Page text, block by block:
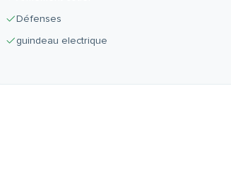
Défenses
guindeau electrique